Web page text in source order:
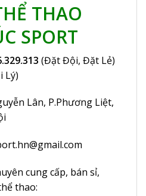
THAO
SPORT
(Đặt Đội, Đặt Lẻ)
Lý)
Lân, P.Phương Liệt,
cung cấp, bán sỉ,
thao: